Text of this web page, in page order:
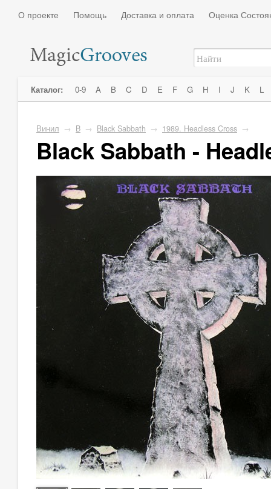
О проекте Помощь Доставка и оплата Оценка
Каталог: 0-9 A B C D E F G H I J K L
Винил → B → Black Sabbath → 1989. Headless Cross →
Black Sabbath -